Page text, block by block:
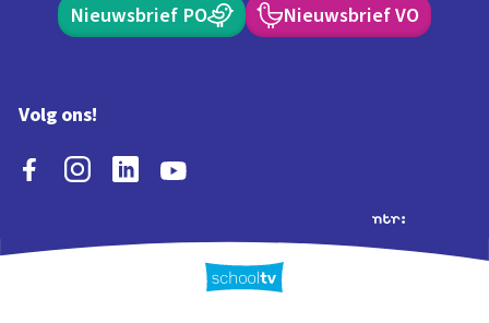
Nieuwsbrief PO Nieuwsbrief VO
Volg ons!